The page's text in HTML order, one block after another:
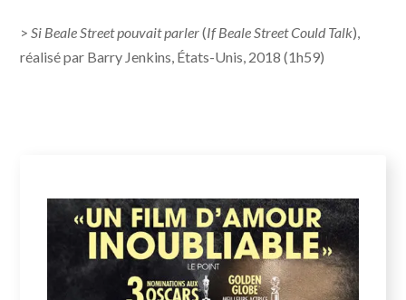
>Si Beale Street pouvait parler(If Beale Street Could Talk),
réalisé par Barry Jenkins, États-Unis, 2018 (1h59)